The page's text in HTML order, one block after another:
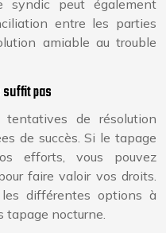
syndic peut également
entre les parties
amiable au trouble
suffit pas
tentatives de résolution
de succès. Si le tapage
efforts, vous pouvez
faire valoir vos droits.
différentes options à
tapage nocturne.